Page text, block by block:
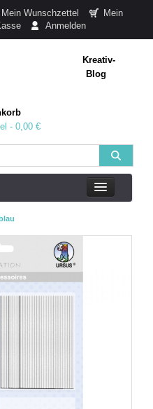
Mein Wunschzettel
Mein
Anmelden
Kreativ-
Blog
- 0,00 €